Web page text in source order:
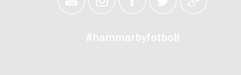
#hammarbyfotboll